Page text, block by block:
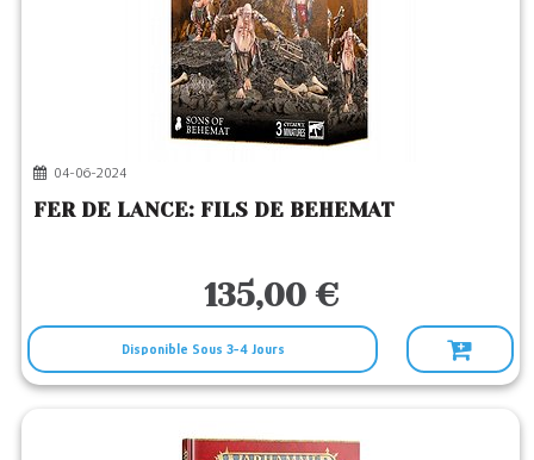
04-06-2024
FER DE LANCE: FILS DE BEHEMAT
135,00 €
Disponible Sous 3-4 Jours